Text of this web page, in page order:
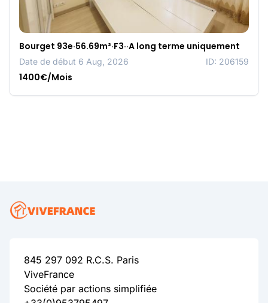
Bourget 93e·56.69m²·F3··A long terme uniquement
Date de début 6 Aug, 2026 ID: 206159
1400€/Mois
845 297 092 R.C.S. Paris
ViveFrance
Société par actions simplifiée